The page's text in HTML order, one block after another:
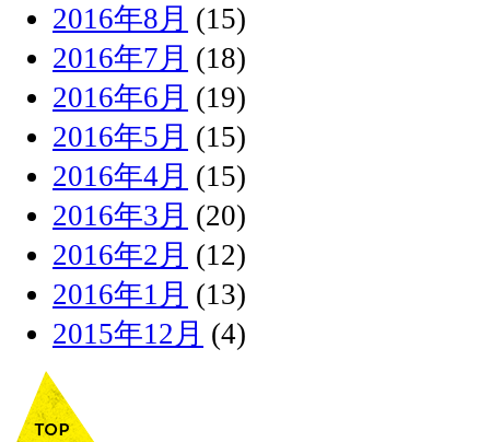
2016年8月 (15)
2016年7月 (18)
2016年6月 (19)
2016年5月 (15)
2016年4月 (15)
2016年3月 (20)
2016年2月 (12)
2016年1月 (13)
2015年12月 (4)